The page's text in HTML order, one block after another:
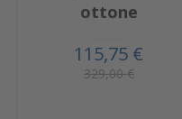
ottone
115,75 €
329,00 €